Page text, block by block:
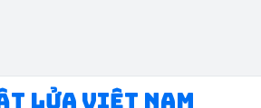
Lửa Việt Nam